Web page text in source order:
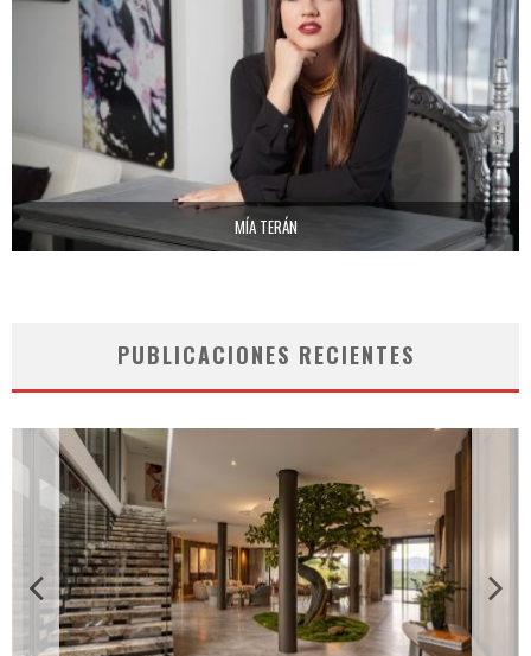
MÍA TERÁN
PUBLICACIONES RECIENTES